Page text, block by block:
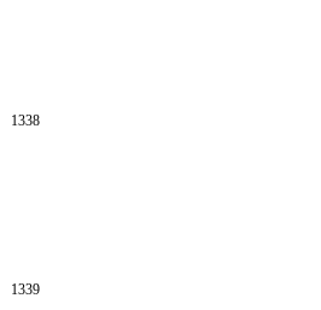
1338
1339